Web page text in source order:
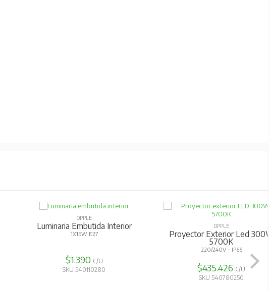
Luminaria Embutida Interior
1X15W E27
$1.390C/U
SKU 540110280
Proyector Exterior Led 300W
5700K
220/240V - IP66
$435.426C/U
SKU 540780250